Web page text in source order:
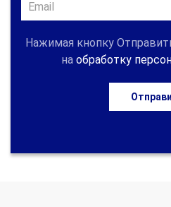
Нажимая кнопку
на обработку